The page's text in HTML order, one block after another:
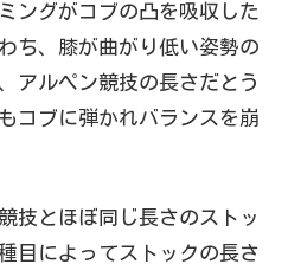
ングがコブの凸を吸収した
ち、膝が曲がり低い姿勢の
アルペン競技の長さだとう
コブに弾かれバランスを崩
技とほぼ同じ長さのストッ
目によってストックの長さ